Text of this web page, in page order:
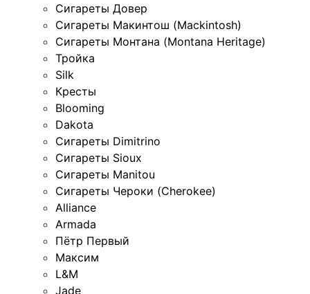
Сигареты Довер
Сигареты Макинтош (Mackintosh)
Сигареты Монтана (Montana Heritage)
Тройка
Silk
Кресты
Blooming
Dakota
Сигареты Dimitrino
Сигареты Sioux
Сигареты Manitou
Сигареты Чероки (Cherokee)
Alliance
Armada
Пётр Первый
Максим
L&M
Jade